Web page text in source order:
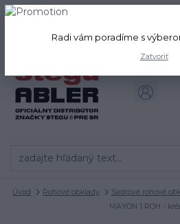
+421 917 280 411
Úvod Rohové obklady Sadrové rohové
MAYON 1 ROH -
Radi vám poradíme s
Zatvoriť